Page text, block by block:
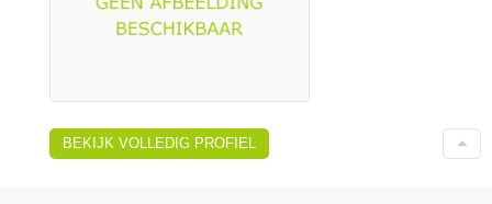
BEKIJK VOLLEDIG PROFIEL